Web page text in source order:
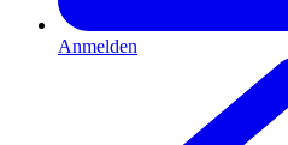
Anmelden